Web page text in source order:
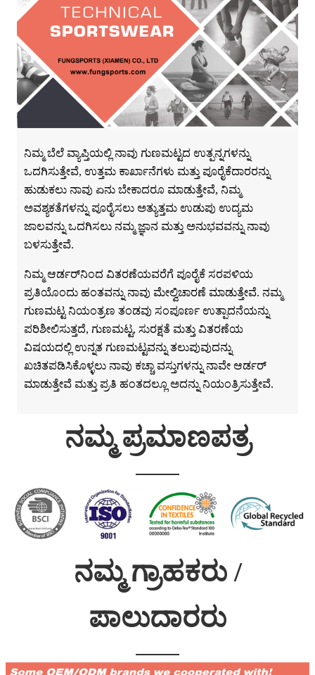
ನಿಮ್ಮ ಬೆಲೆ ವ್ಯಾಪ್ತಿಯಲ್ಲಿ ನಾವು ಗುಣಮಟ್ಟದ ಉತ್ಪನ್ನಗಳನ್ನು
ಒದಗಿಸುತ್ತೇವೆ, ಉತ್ತಮ ಕಾರ್ಖಾನೆಗಳು ಮತ್ತು ಪೂರೈಕೆದಾರರನ್ನು
ಹುಡುಕಲು ನಾವು ಏನು ಬೇಕಾದರೂ ಮಾಡುತ್ತೇವೆ, ನಿಮ್ಮ
ಅವಶ್ಯಕತೆಗಳನ್ನು ಪೂರೈಸಲು ಅತ್ಯುತ್ತಮ ಉಡುಪು ಉದ್ಯಮ
ಜಾಲವನ್ನು ಒದಗಿಸಲು ನಮ್ಮ ಜ್ಞಾನ ಮತ್ತು ಅನುಭವವನ್ನು ನಾವು
ಬಳಸುತ್ತೇವೆ.
ನಿಮ್ಮ ಆರ್ಡರ್‌ನಿಂದ ವಿತರಣೆಯವರೆಗೆ ಪೂರೈಕೆ ಸರಪಳಿಯ
ಪ್ರತಿಯೊಂದು ಹಂತವನ್ನು ನಾವು ಮೇಲ್ವಿಚಾರಣೆ ಮಾಡುತ್ತೇವೆ. ನಮ್ಮ
ಗುಣಮಟ್ಟ ನಿಯಂತ್ರಣ ತಂಡವು ಸಂಪೂರ್ಣ ಉತ್ಪಾದನೆಯನ್ನು
ಪರಿಶೀಲಿಸುತ್ತದೆ, ಗುಣಮಟ್ಟ, ಸುರಕ್ಷತೆ ಮತ್ತು ವಿತರಣೆಯ
ವಿಷಯದಲ್ಲಿ ಉನ್ನತ ಗುಣಮಟ್ಟವನ್ನು ತಲುಪುವುದನ್ನು
ಖಚಿತಪಡಿಸಿಕೊಳ್ಳಲು ನಾವು ಕಚ್ಚಾ ವಸ್ತುಗಳನ್ನು ನಾವೇ ಆರ್ಡರ್
ಮಾಡುತ್ತೇವೆ ಮತ್ತು ಪ್ರತಿ ಹಂತದಲ್ಲೂ ಅದನ್ನು ನಿಯಂತ್ರಿಸುತ್ತೇವೆ.
ನಮ್ಮ ಪ್ರಮಾಣಪತ್ರ
ನಮ್ಮ ಗ್ರಾಹಕರು /
ಪಾಲುದಾರರು